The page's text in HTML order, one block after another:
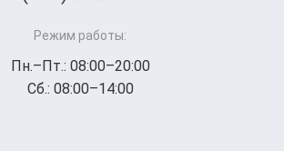
Режим работы:
Пн.–Пт.: 08:00–20:00
Сб.: 08:00–14:00